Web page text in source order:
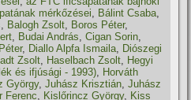
mérkőzései, Bálint Csaba,
, Balogh Zsolt, Boros Péter,
, Budai András,Cigan Sorin,
, Diallo Alpfa Ismaila, Diószegi
Zsolt, Haselbach Zsolt, Hegyi
és ifjúsági - 1993), Horváth
György,Juhász Krisztián,Juhász
Ferenc, Kislőrincz György, Kiss